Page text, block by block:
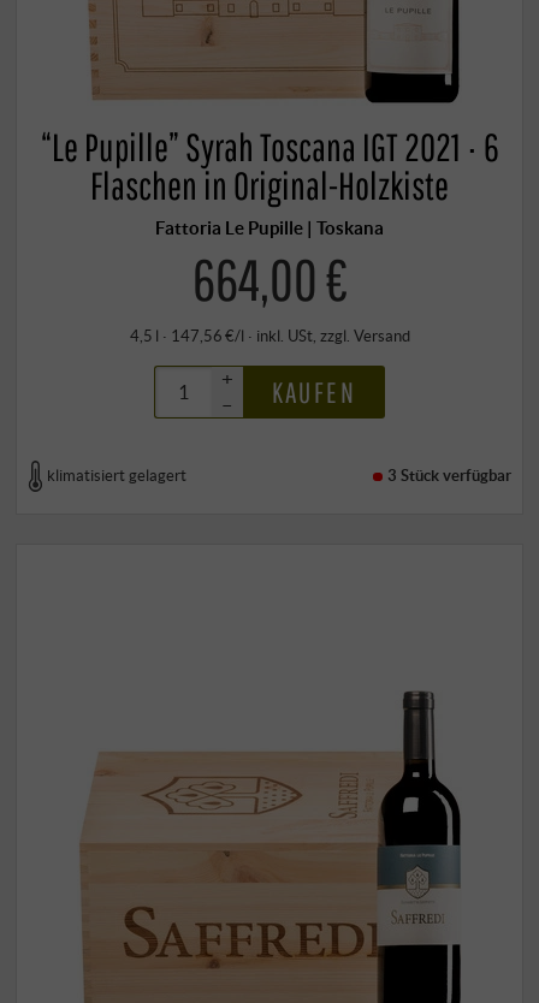
“Le Pupille” Syrah Toscana IGT 2021 · 6
Flaschen in Original-Holzkiste
Fattoria Le Pupille | Toskana
664,00 €
4,5 l · 147,56 €/l · inkl. USt, zzgl. Versand
+
–
KAUFEN
klimatisiert gelagert 3 Stückverfügbar